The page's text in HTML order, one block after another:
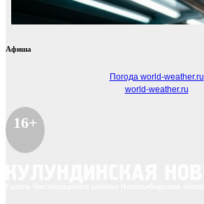
Афиша
Погода world-weather.ru
world-weather.ru
16+